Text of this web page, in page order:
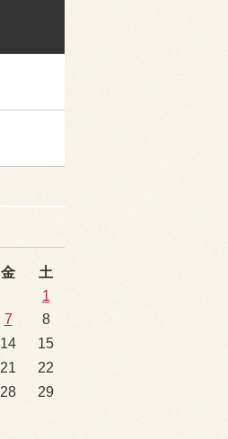
金
土
1
7
8
14
15
21
22
28
29